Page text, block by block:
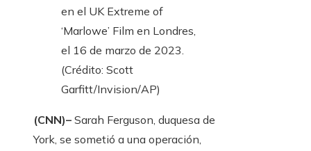
en el UK Extreme of
‘Marlowe’ Film en Londres,
el 16 de marzo de 2023.
(Crédito: Scott
Garfitt/Invision/AP)
(CNN)– Sarah Ferguson, duquesa de
York, se sometió a una operación,